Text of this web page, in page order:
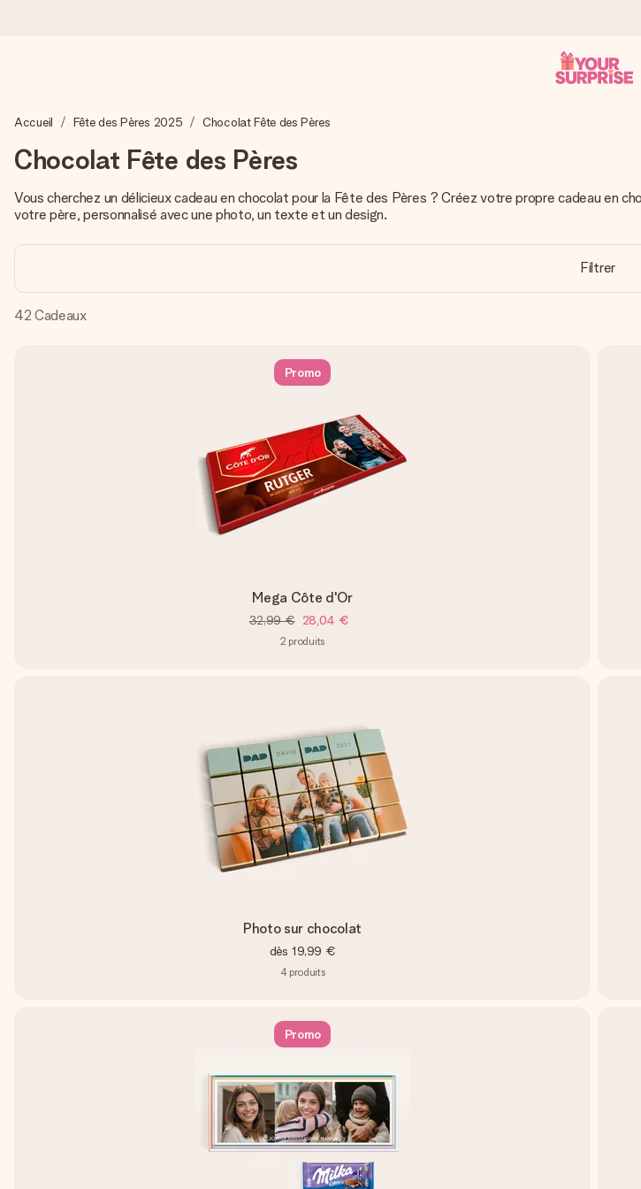
Nous préparons votre cadeau avec attention et l’envoyons en un éclair – pour que vous puissiez l’offrir
4,9 (sur la base de +15 000 avis)
Carte de vœux gratuite
Accueil Fête des Pères 2025 Chocolat Fête des Pères
Chocolat Fête des Pères
Vous cherchez un délicieux cadeau en chocolat pour la Fête des Pères ? Créez votre propre cadeau en
votre père, personnalisé avec une photo, un texte et un design.
Filtrer
42 Cadeaux
Promo
Mega Côte d'Or
32,99 € 28,04 €
2 produits
Photo sur chocolat
dès 19,99 €
4 produits
Promo